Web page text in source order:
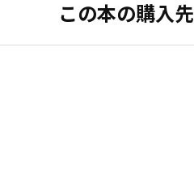
この本の購入先